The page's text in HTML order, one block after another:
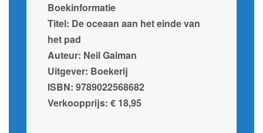
Boekinformatie
Titel: De oceaan aan het einde van
het pad
Auteur: Neil Gaiman
Uitgever: Boekerij
ISBN: 9789022568682
Verkoopprijs: € 18,95